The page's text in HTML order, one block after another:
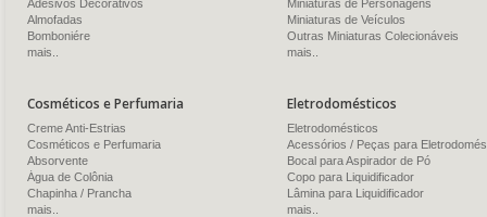
Adesivos Decorativos
Almofadas
Bomboniére
mais..
Miniaturas de Personagens
Miniaturas de Veículos
Outras Miniaturas Colecionáveis
mais..
Cosméticos e Perfumaria
Creme Anti-Estrias
Cosméticos e Perfumaria
Absorvente
Água de Colônia
Chapinha / Prancha
mais..
Eletrodomésticos
Eletrodomésticos
Acessórios / Peças para
Bocal para Aspirador de Pó
Copo para Liquidificador
Lâmina para Liquidificador
mais..